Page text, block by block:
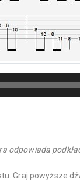
odpowiada
Graj powyższe